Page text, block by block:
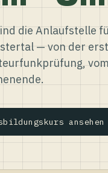
die Anlaufstelle
— von der
ansehen